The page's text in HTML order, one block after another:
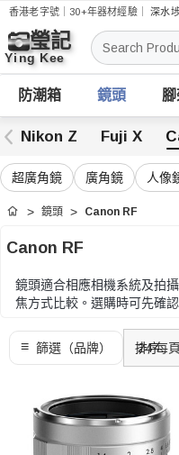
香港老字號｜30+年器材經驗｜深水
搜
索
防潮箱 鏡頭
Nikon Z Fuji X
超廣角鏡 廣角鏡 人像
首頁 鏡頭 Canon RF
Canon RF
鏡頭適合相應相機系統及拍
焦方式比較。選購時可先確
選購時可先確認相機卡口，
及拍攝題材收窄選擇。